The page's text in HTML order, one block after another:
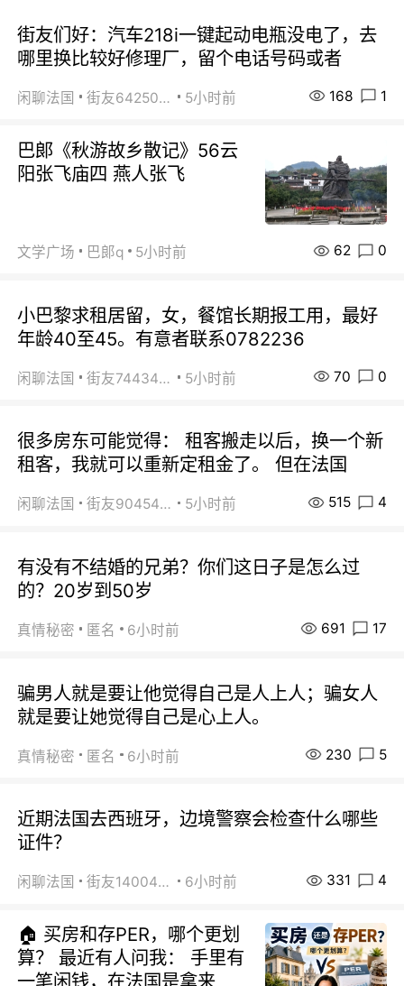
街友们好：汽车218i一键起动电瓶没电了，去
哪里换比较好修理厂，留个电话号码或者
闲聊法国 街友64250024 5小时前 168 1
巴郞《秋游故乡散记》56云
阳张飞庙四 燕人张飞
文学广场 巴郞q 5小时前 62 0
小巴黎求租居留，女，餐馆长期报工用，最好
年龄40至45。有意者联系0782236
闲聊法国 街友74434350 5小时前 70 0
很多房东可能觉得： 租客搬走以后，换一个新
租客，我就可以重新定租金了。 但在法国
闲聊法国 街友90454511 5小时前 515 4
有没有不结婚的兄弟？你们这日子是怎么过
的？20岁到50岁
真情秘密 匿名 6小时前 691 17
骗男人就是要让他觉得自己是人上人；骗女人
就是要让她觉得自己是心上人。
真情秘密 匿名 6小时前 230 5
近期法国去西班牙，边境警察会检查什么哪些
证件？
闲聊法国 街友14004820 6小时前 331 4
🏠 买房和存PER，哪个更划
算？ 最近有人问我： 手里有
一笔闲钱，在法国是拿来